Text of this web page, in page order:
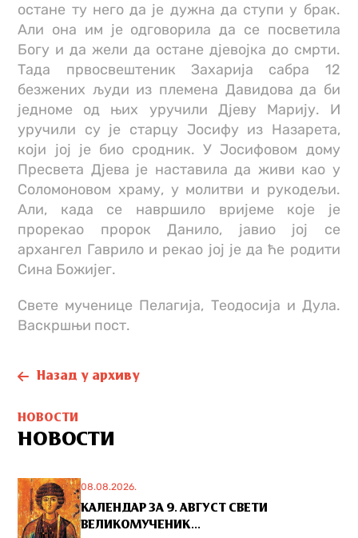
остане ту него да је дужна да ступи у брак.
Али она им је одговорила да се посветила
Богу и да жели да остане дjевојка до смрти.
Тада првосвештеник Захарија сабра 12
безжених људи из племена Давидова да би
једноме од њих уручили Дjеву Марију. И
уручили су је старцу Јосифу из Назарета,
који јој је био сродник. У Јосифовом дому
Пресвета Дjева је наставила да живи као у
Соломоновом храму, у молитви и рукодељи.
Али, када се навршило вриjеме које је
прорекао пророк Данило, јавио јој се
архангел Гаврило и рекао јој је да ће родити
Сина Божијег.
Свете мученице Пелагија, Теодосија и Дула.
Васкршњи пост.
Назад у архиву
НОВОСТИ
НОВОСТИ
08.08.2026.
КАЛЕНДАР ЗА 9. АВГУСТ СВЕТИ
ВЕЛИКОМУЧЕНИК...